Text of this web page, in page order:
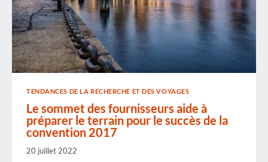
TENDANCES DE LA RECHERCHE ET DES VOYAGES
Le sommet des fournisseurs aide à
préparer le terrain pour le succès de la
convention 2017
20 juillet 2022